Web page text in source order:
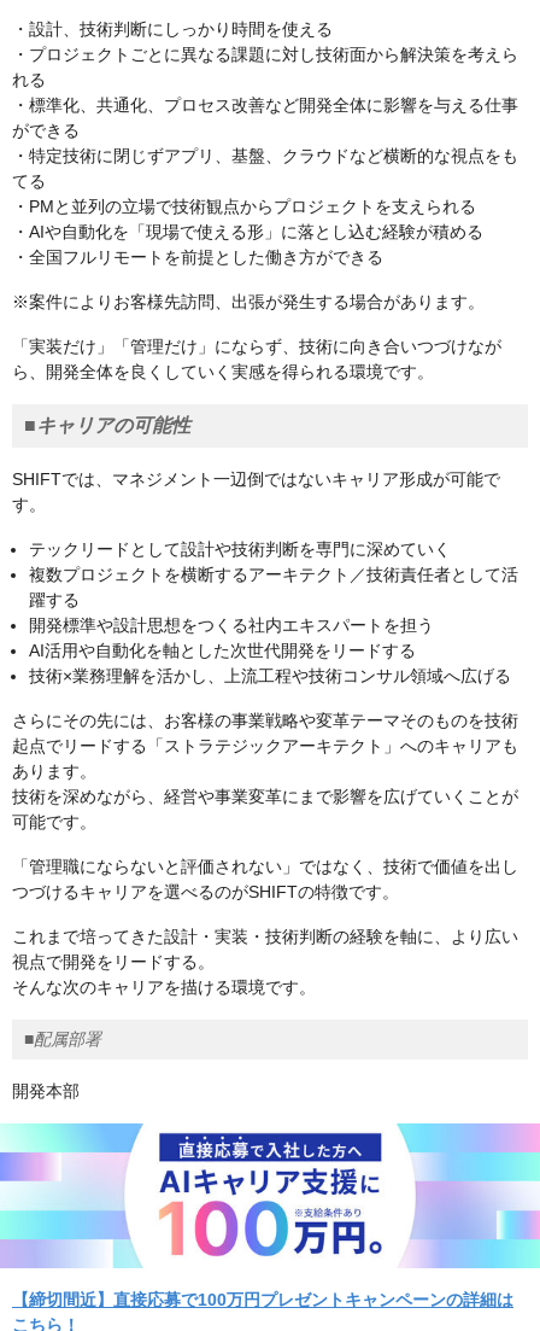
・設計、技術判断にしっかり時間を使える
・プロジェクトごとに異なる課題に対し技術面から解決策を考えら
れる
・標準化、共通化、プロセス改善など開発全体に影響を与える仕事
ができる
・特定技術に閉じずアプリ、基盤、クラウドなど横断的な視点をも
てる
・PMと並列の立場で技術観点からプロジェクトを支えられる
・AIや自動化を「現場で使える形」に落とし込む経験が積める
・全国フルリモートを前提とした働き方ができる
※案件によりお客様先訪問、出張が発生する場合があります。
「実装だけ」「管理だけ」にならず、技術に向き合いつづけなが
ら、開発全体を良くしていく実感を得られる環境です。
■キャリアの可能性
SHIFTでは、マネジメント一辺倒ではないキャリア形成が可能で
す。
テックリードとして設計や技術判断を専門に深めていく
複数プロジェクトを横断するアーキテクト／技術責任者として活
躍する
開発標準や設計思想をつくる社内エキスパートを担う
AI活用や自動化を軸とした次世代開発をリードする
技術×業務理解を活かし、上流工程や技術コンサル領域へ広げる
さらにその先には、お客様の事業戦略や変革テーマそのものを技術
起点でリードする「ストラテジックアーキテクト」へのキャリアも
あります。
技術を深めながら、経営や事業変革にまで影響を広げていくことが
可能です。
「管理職にならないと評価されない」ではなく、技術で価値を出し
つづけるキャリアを選べるのがSHIFTの特徴です。
これまで培ってきた設計・実装・技術判断の経験を軸に、より広い
視点で開発をリードする。
そんな次のキャリアを描ける環境です。
■配属部署
開発本部
【締切間近】直接応募で100万円プレゼントキャンペーンの詳細は
こちら！